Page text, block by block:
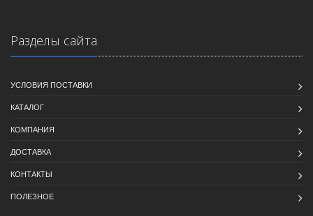
Разделы сайта
УСЛОВИЯ ПОСТАВКИ
КАТАЛОГ
КОМПАНИЯ
ДОСТАВКА
КОНТАКТЫ
ПОЛЕЗНОЕ